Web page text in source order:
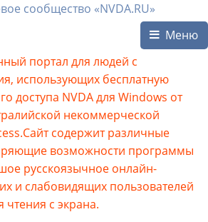
сообщество «NVDA.RU»
Меню
портал для людей с
использующих бесплатную
доступа NVDA для Windows от
некоммерческой
содержит различные
возможности программы
русскоязычное онлайн-
и слабовидящих пользователей
с экрана.